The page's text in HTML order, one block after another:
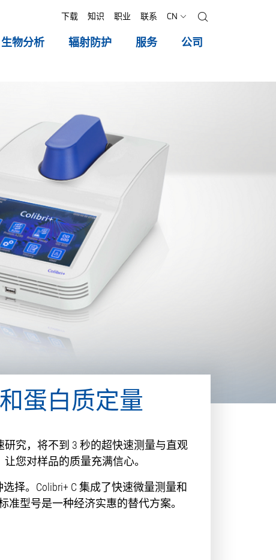
下载 知识 职业 联系 CN
生物分析 辐射防护 服务 公司
蛋白质定量
研究，将不到 3 秒的超快速测量与直观
您对样品的质量充满信心。
择。Colibri+ C 集成了快速微量测量和
准型号是一种经济实惠的替代方案。